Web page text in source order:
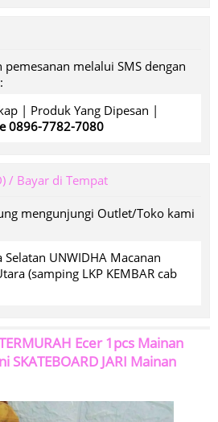
melalui SMS dengan
| Produk Yang Dipesan |
0896-7782-7080
/ Bayar di Tempat
mengunjungi Outlet/Toko kami
Selatan UNWIDHA Macanan
(samping LKP KEMBAR cab
Ecer 1pcs Mainan
SKATEBOARD JARI Mainan